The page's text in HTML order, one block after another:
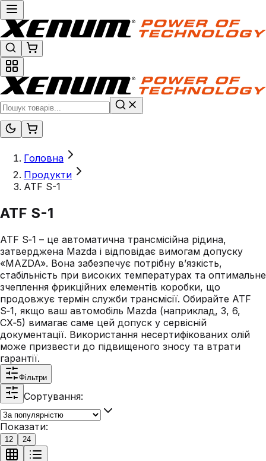
Головна
Продукти
ATF S-1
ATF S-1
ATF S‑1 – це автоматична трансмісійна рідина,
затверджена Mazda і відповідає вимогам допуску
«MAZDA». Вона забезпечує потрібну в’язкість,
стабільність при високих температурах та оптимальне
зчеплення фрикційних елементів коробки, що
продовжує термін служби трансмісії. Обирайте ATF
S‑1, якщо ваш автомобіль Mazda (наприклад, 3, 6,
CX‑5) вимагає саме цей допуск у сервісній
документації. Використання несертифікованих олій
може призвести до підвищеного зносу та втрати
гарантії.
Фільтри
Сортування:
Показати:
12 24